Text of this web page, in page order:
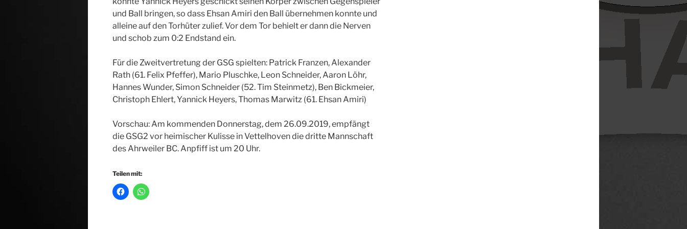
und Ball bringen, so dass Ehsan Amiri den Ball übernehmen konnte und
alleine auf den Torhüter zulief. Vor dem Tor behielt er dann die Nerven
und schob zum 0:2 Endstand ein.
Für die Zweitvertretung der GSG spielten: Patrick Franzen, Alexander
Rath (61. Felix Pfeffer), Mario Pluschke, Leon Schneider, Aaron Löhr,
Hannes Wunder, Simon Schneider (52. Tim Steinmetz), Ben Bickmeier,
Christoph Ehlert, Yannick Heyers, Thomas Marwitz (61. Ehsan Amiri)
Vorschau: Am kommenden Donnerstag, dem 26.09.2019, empfängt
die GSG2 vor heimischer Kulisse in Vettelhoven die dritte Mannschaft
des Ahrweiler BC. Anpfiff ist um 20 Uhr.
Teilen mit: